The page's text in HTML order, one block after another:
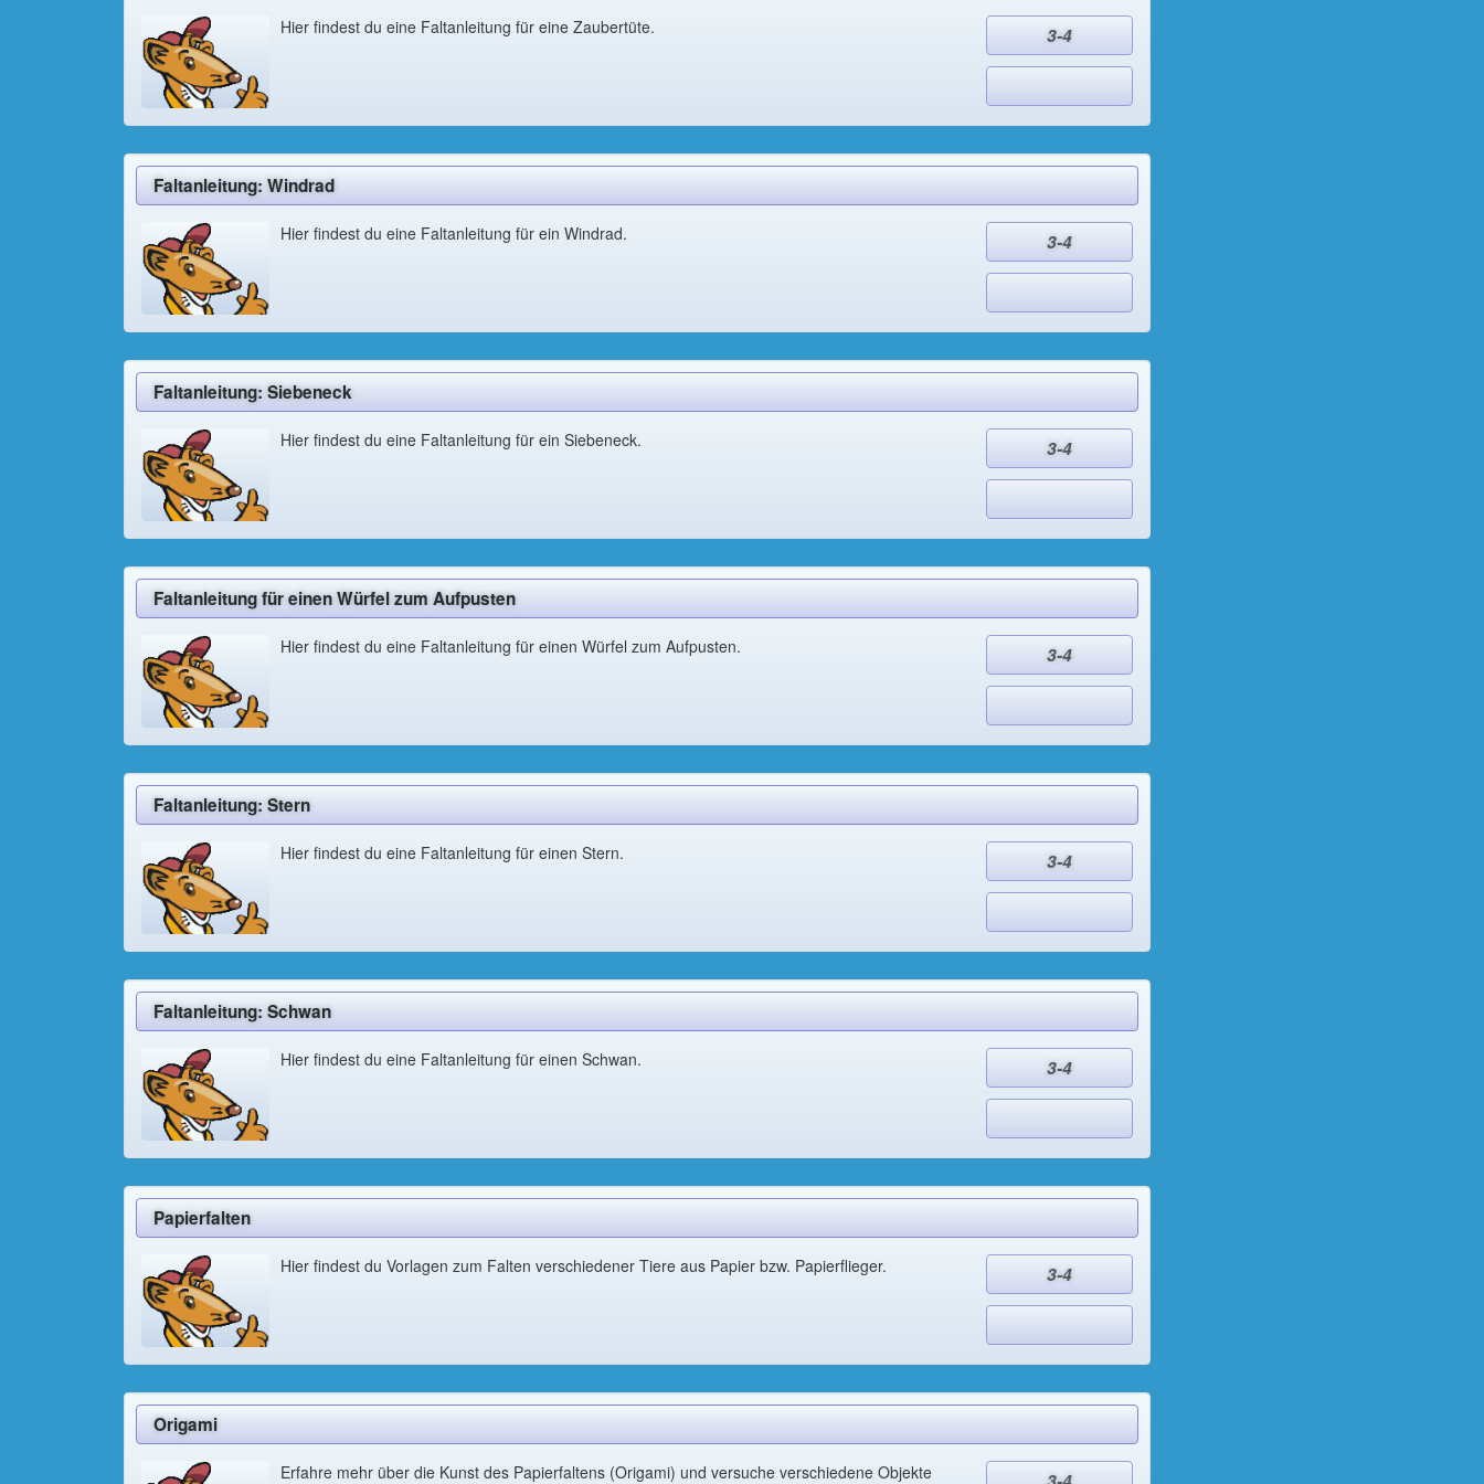
Hier findest du eine Faltanleitung für eine Zaubertüte. 3-4
Faltanleitung: Windrad
Hier findest du eine Faltanleitung für ein Windrad. 3-4
Faltanleitung: Siebeneck
Hier findest du eine Faltanleitung für ein Siebeneck. 3-4
Faltanleitung für einen Würfel zum Aufpusten
Hier findest du eine Faltanleitung für einen Würfel zum Aufpusten. 3-4
Faltanleitung: Stern
Hier findest du eine Faltanleitung für einen Stern. 3-4
Faltanleitung: Schwan
Hier findest du eine Faltanleitung für einen Schwan. 3-4
Papierfalten
Hier findest du Vorlagen zum Falten verschiedener Tiere aus Papier bzw. Papierflieger. 3-4
Origami
Erfahre mehr über die Kunst des Papierfaltens (Origami) und versuche verschiedene Objekte